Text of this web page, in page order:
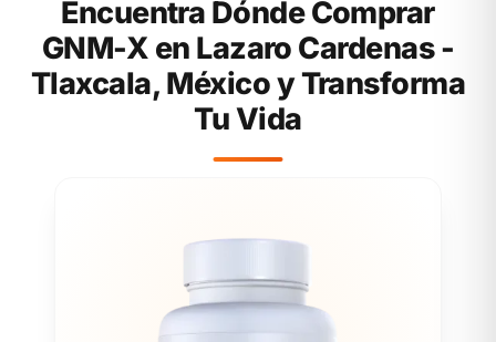
Encuentra Dónde Comprar
GNM-X en Lazaro Cardenas -
Tlaxcala, México y Transforma
Tu Vida